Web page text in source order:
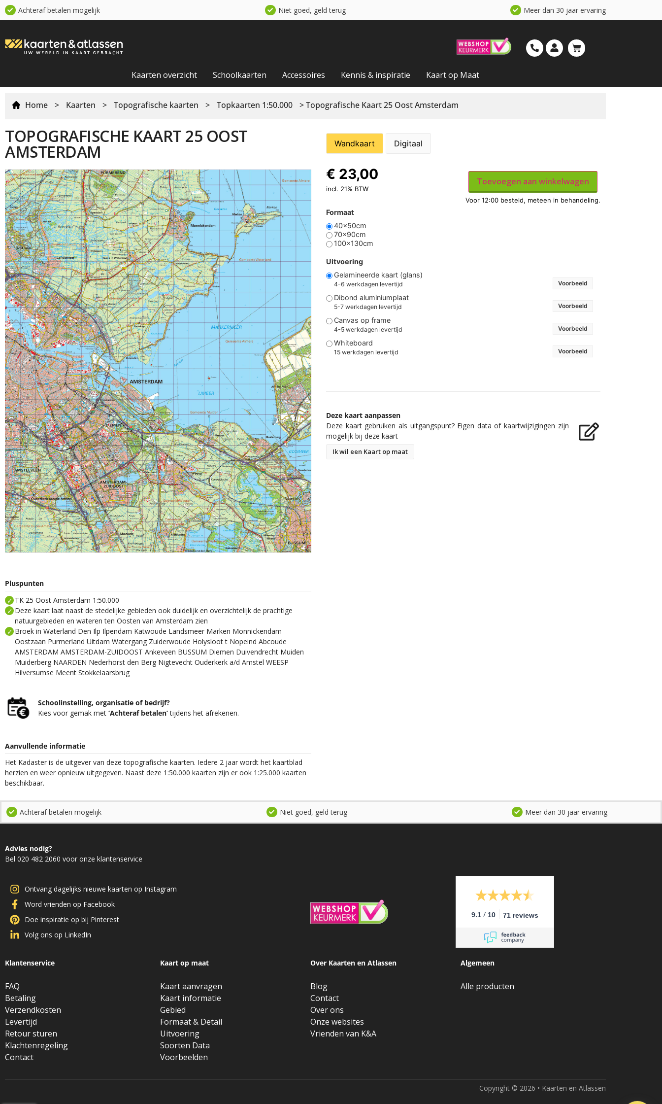
Achteraf betalen mogelijk Niet goed, geld terug Meer dan 30 jaar ervaring
Kaarten overzicht Schoolkaarten Accessoires Kennis & inspiratie Kaart op Maat
Home > Kaarten > Topografische kaarten > Topkaarten 1:50.000 > Topografische Kaart 25 Oost Amsterdam
TOPOGRAFISCHE KAART 25 OOST
AMSTERDAM
Pluspunten
TK 25 Oost Amsterdam 1:50.000
Deze kaart laat naast de stedelijke gebieden ook duidelijk en overzichtelijk de prachtige
natuurgebieden en wateren ten Oosten van Amsterdam zien
Broek in Waterland Den Ilp Ilpendam Katwoude Landsmeer Marken Monnickendam
Oostzaan Purmerland Uitdam Watergang Zuiderwoude Holysloot t Nopeind Abcoude
AMSTERDAM AMSTERDAM-ZUIDOOST Ankeveen BUSSUM Diemen Duivendrecht Muiden
Muiderberg NAARDEN Nederhorst den Berg Nigtevecht Ouderkerk a/d Amstel WEESP
Hilversumse Meent Stokkelaarsbrug
Schoolinstelling, organisatie of bedrijf?
Kies voor gemak met‘Achteraf betalen’tijdens het afrekenen.
Aanvullende informatie
Het Kadaster is de uitgever van deze topografische kaarten. Iedere 2 jaar wordt het kaartblad
herzien en weer opnieuw uitgegeven. Naast deze 1:50.000 kaarten zijn er ook 1:25.000 kaarten
beschikbaar.
Wandkaart Digitaal
Formaat
40x50cm
70x90cm
100x130cm
Uitvoering
Gelamineerde kaart (glans)
4-6 werkdagen levertijd Voorbeeld
Dibond aluminiumplaat
5-7 werkdagen levertijd Voorbeeld
Canvas op frame
4-5 werkdagen levertijd Voorbeeld
Whiteboard
15 werkdagen levertijd Voorbeeld
€ 23,00
incl. 21% BTW
Toevoegen aan winkelwagen
Deze kaart aanpassen
Deze kaart gebruiken als uitgangspunt? Eigen data of kaartwijzigingen zijn
mogelijk bij deze kaart
Ik wil een Kaart op maat
Achteraf betalen mogelijk Niet goed, geld terug Meer dan 30 jaar ervaring
Advies nodig?
Bel 020 482 2060 voor onze klantenservice
Ontvang dagelijks nieuwe kaarten op Instagram
Word vrienden op Facebook
Doe inspiratie op bij Pinterest
Volg ons op LinkedIn
9.1 / 10 71 reviews
Klantenservice
FAQ
Betaling
Verzendkosten
Levertijd
Retour sturen
Klachtenregeling
Contact
Kaart op maat
Kaart aanvragen
Kaart informatie
Gebied
Formaat & Detail
Uitvoering
Soorten Data
Voorbeelden
Over Kaarten en Atlassen
Blog
Contact
Over ons
Onze websites
Vrienden van K&A
Algemeen
Alle producten
Copyright © 2026 • Kaarten en Atlassen